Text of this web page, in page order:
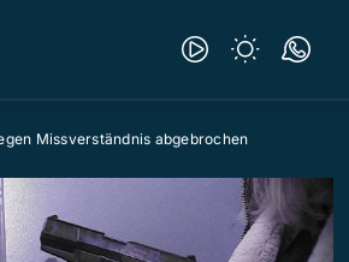
Missverständnis abgebrochen